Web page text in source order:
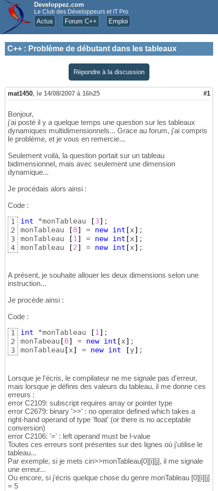
Developpez.com
Le Club des Développeurs et IT Pro
Actus Forum C++ Emploi
C++ : Problème de débutant dans les tableaux
Répondre à la discussion
mat1450, le 14/08/2007 à 16h25 #1
Bonjour,
j'ai posté il y a quelque temps une question sur les tableaux
dynamiques multidimensionnels... Grace au forum, j'ai compris
le problème, et je vous en remercie...
Seulement voilà, la question portait sur un tableau
bidimensionnel, mais avec seulement une dimension
dynamique...
Je procédais alors ainsi :
Code :
1
2
3
4
int *monTableau [3] ;
monTableau
[0] = new int [x] ;
monTableau
[1] = new int [x] ;
monTableau
[2] = new int [x] ;
A présent, je souhaite allouer les deux dimensions selon une
instruction...
Je procède ainsi :
Code :
1
2
3
int *monTableau [1] ;
monTabeau [0] = new int [x] ;
monTableau [x] = new int [y] ;
Lorsque je l'écris, le compilateur ne me signale pas d'erreur,
mais lorsque je définis des valeurs du tableau, il me donne ces
erreurs :
error C2109: subscript requires array or pointer type
error C2679: binary '>>' : no operator defined which takes a
right-hand operand of type 'float' (or there is no acceptable
conversion)
error C2106: '=' : left operand must be l-value
Toutes ces erreurs sont présentes sur des lignes où j'utilise le
tableau...
Par exemple, si je mets cin>>monTableau[0][i][j], il me signale
une erreur...
Ou encore, si j'écris quelque chose du genre monTableau [0][i][j]
= 5